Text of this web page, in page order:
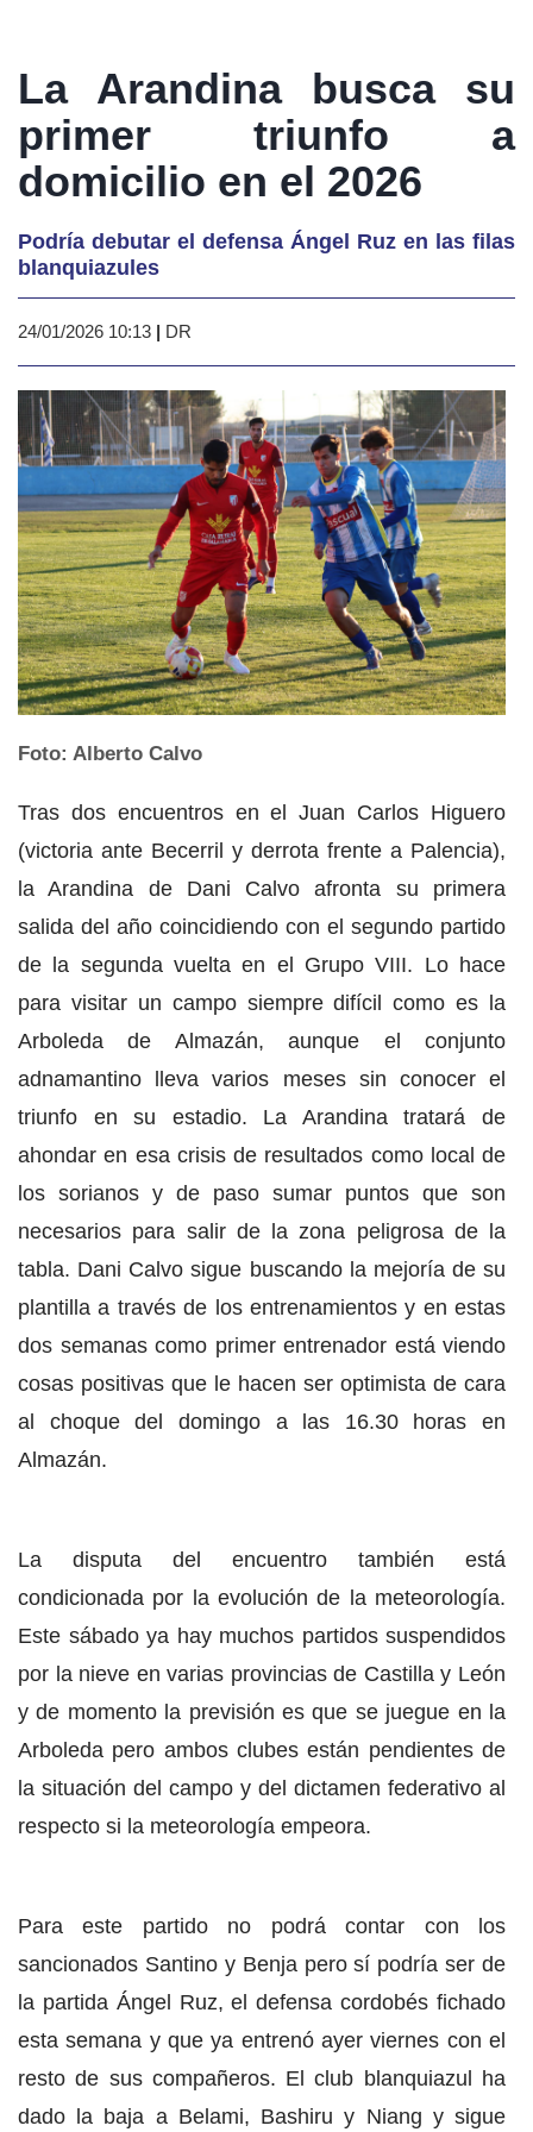
La Arandina busca su
primer triunfo a
domicilio en el 2026
Podría debutar el defensa Ángel Ruz en las filas
blanquiazules
24/01/2026 10:13 | DR
Foto: Alberto Calvo
Tras dos encuentros en el Juan Carlos Higuero
(victoria ante Becerril y derrota frente a Palencia),
la Arandina de Dani Calvo afronta su primera
salida del año coincidiendo con el segundo partido
de la segunda vuelta en el Grupo VIII. Lo hace
para visitar un campo siempre difícil como es la
Arboleda de Almazán, aunque el conjunto
adnamantino lleva varios meses sin conocer el
triunfo en su estadio. La Arandina tratará de
ahondar en esa crisis de resultados como local de
los sorianos y de paso sumar puntos que son
necesarios para salir de la zona peligrosa de la
tabla. Dani Calvo sigue buscando la mejoría de su
plantilla a través de los entrenamientos y en estas
dos semanas como primer entrenador está viendo
cosas positivas que le hacen ser optimista de cara
al choque del domingo a las 16.30 horas en
Almazán.
La disputa del encuentro también está
condicionada por la evolución de la meteorología.
Este sábado ya hay muchos partidos suspendidos
por la nieve en varias provincias de Castilla y León
y de momento la previsión es que se juegue en la
Arboleda pero ambos clubes están pendientes de
la situación del campo y del dictamen federativo al
respecto si la meteorología empeora.
Para este partido no podrá contar con los
sancionados Santino y Benja pero sí podría ser de
la partida Ángel Ruz, el defensa cordobés fichado
esta semana y que ya entrenó ayer viernes con el
resto de sus compañeros. El club blanquiazul ha
dado la baja a Belami, Bashiru y Niang y sigue